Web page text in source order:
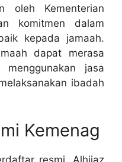
oleh Kementerian
komitmen dalam
kepada jamaah.
dapat merasa
jasa
ibadah
Kemenag
resmi, Alhijaz